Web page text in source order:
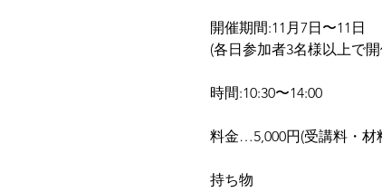
開催期間:11月7日〜11日
(各日参加者3名様以上で
時間:10:30〜14:00
料金…5,000円(受講料・材
持ち物